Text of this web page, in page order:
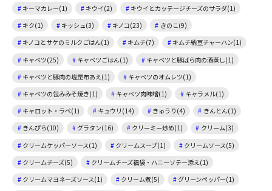
キーマカレー(1)
キウイ(2)
キウイとカッテージチーズのサラダ(1)
キク(1)
キッシュ(3) キノコ(23)
きのこ(9)
キノコとサケのミルクごはん(1)
キムチ(7)
キムチ納豆チャーハン(1)
キャベツ(25)
キャベツごはん(1)
キャベツと豚ばら肉の酒蒸し(1)
キャベツと豚肉の塩昆布あえ(1)
キャベツのオムレツ(1)
キャベツの包みみそ焼き(1)
キャベツ肉味噌(1)
キャラメル(1)
キャロット・ラペ(1)
キュウリ(14) きゅうり(4)
きんとん(1)
きんぴら(10)
グラタン(16) クリーミー炒め(1)
クリーム(3)
クリームケッパーソース(1)
クリームスープ(1)
クリームソース(5)
クリームチーズ(5)
クリームチーズ福袋・ハニーソテー添え(1)
クリームマヨネーズソース(1)
クリーム煮(5)
グリーンペッパー(1)